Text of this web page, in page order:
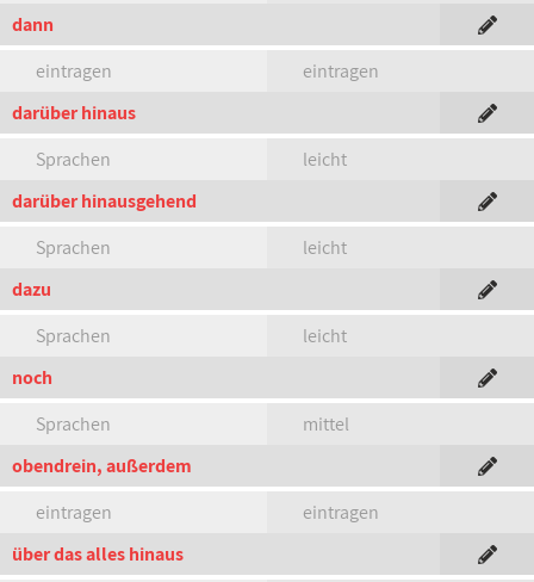
dann
eintragen
eintragen
darüber hinaus
Sprachen
leicht
darüber hinausgehend
Sprachen
leicht
dazu
Sprachen
leicht
noch
Sprachen
mittel
obendrein, außerdem
eintragen
eintragen
über das alles hinaus